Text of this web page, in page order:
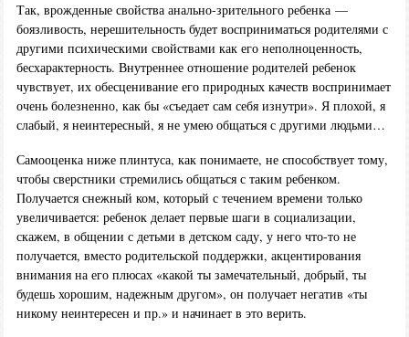
Так, врожденные свойства анально-зрительного ребенка —
боязливость, нерешительность будет восприниматься родителями с
другими психическими свойствами как его неполноценность,
бесхарактерность. Внутреннее отношение родителей ребенок
чувствует, их обесценивание его природных качеств воспринимает
очень болезненно, как бы «съедает сам себя изнутри». Я плохой, я
слабый, я неинтересный, я не умею общаться с другими людьми…
Самооценка ниже плинтуса, как понимаете, не способствует тому,
чтобы сверстники стремились общаться с таким ребенком.
Получается снежный ком, который с течением времени только
увеличивается: ребенок делает первые шаги в социализации,
скажем, в общении с детьми в детском саду, у него что-то не
получается, вместо родительской поддержки, акцентирования
внимания на его плюсах «какой ты замечательный, добрый, ты
будешь хорошим, надежным другом», он получает негатив «ты
никому неинтересен и пр.» и начинает в это верить.